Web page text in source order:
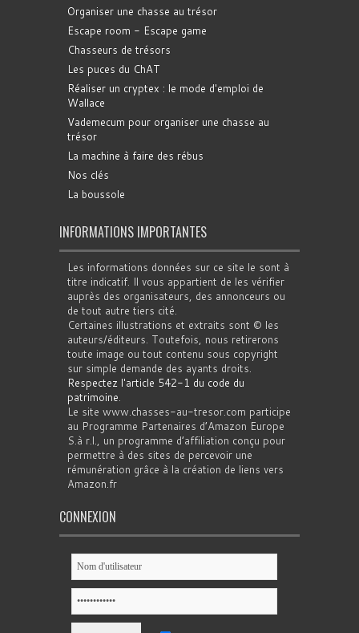
Organiser une chasse au trésor
Escape room - Escape game
Chasseurs de trésors
Les puces du ChAT
Réaliser un cryptex : le mode d'emploi de
Wallace
Vademecum pour organiser une chasse au
trésor
La machine à faire des rébus
Nos clés
La boussole
INFORMATIONS IMPORTANTES
Les informations données sur ce site le sont à
titre indicatif. Il vous appartient de les vérifier
auprès des organisateurs, des annonceurs ou
de tout autre tiers cité.
Certaines illustrations et extraits sont © les
auteurs/éditeurs. Toutefois, nous retirerons
toute image ou tout contenu sous copyright
sur simple demande des ayants droits.
Respectez l'article 542-1 du code du
patrimoine.
Le site www.chasses-au-tresor.com participe
au Programme Partenaires d’Amazon Europe
S.à r.l., un programme d’affiliation conçu pour
permettre à des sites de percevoir une
rémunération grâce à la création de liens vers
Amazon.fr
CONNEXION